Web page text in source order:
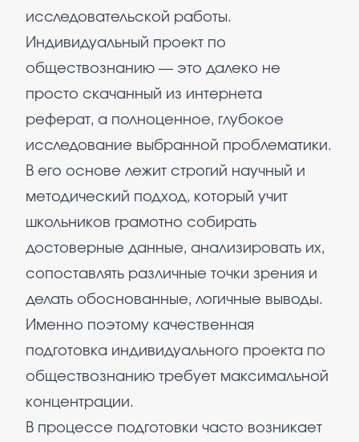
исследовательской работы.
Индивидуальный проект по
обществознанию — это далеко не
просто скачанный из интернета
реферат, а полноценное, глубокое
исследование выбранной проблематики.
В его основе лежит строгий научный и
методический подход, который учит
школьников грамотно собирать
достоверные данные, анализировать их,
сопоставлять различные точки зрения и
делать обоснованные, логичные выводы.
Именно поэтому качественная
подготовка индивидуального проекта по
обществознанию требует максимальной
концентрации.
В процессе подготовки часто возникает